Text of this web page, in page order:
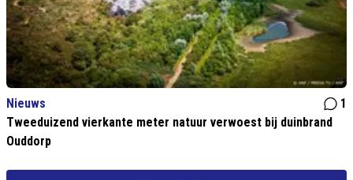
Nieuws
1
Tweeduizend vierkante meter natuur verwoest bij duinbrand
Ouddorp